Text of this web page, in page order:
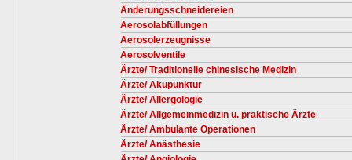
Änderungsschneidereien
Aerosolabfüllungen
Aerosolerzeugnisse
Aerosolventile
Ärzte/ Traditionelle chinesische Medizin
Ärzte/ Akupunktur
Ärzte/ Allergologie
Ärzte/ Allgemeinmedizin u. praktische Ärzte
Ärzte/ Ambulante Operationen
Ärzte/ Anästhesie